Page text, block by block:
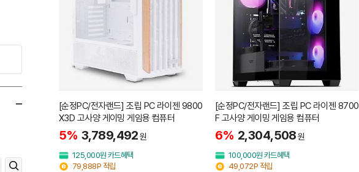
[순정PC/전자랜드] 조립 PC 라이젠 9800
X3D 고사양 게이밍 게임용 컴퓨터
5% 3,789,492원
125,000원 카드혜택
79,888P 적립
[순정PC/전자랜드] 조립 PC 라이젠 8700
F 고사양 게이밍 게임용 컴퓨터
6% 2,304,508원
100,000원 카드혜택
49,072P 적립